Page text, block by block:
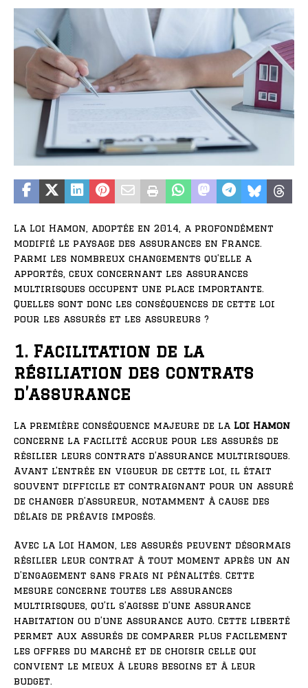
La Loi Hamon, adoptée en 2014, a profondément
modifié le paysage des assurances en France.
Parmi les nombreux changements qu’elle a
apportés, ceux concernant les assurances
multirisques occupent une place importante.
Quelles sont donc les conséquences de cette loi
pour les assurés et les assureurs ?
1. Facilitation de la
résiliation des contrats
d’assurance
La première conséquence majeure de la Loi Hamon
concerne la facilité accrue pour les assurés de
résilier leurs contrats d’assurance multirisques.
Avant l’entrée en vigueur de cette loi, il était
souvent difficile et contraignant pour un assuré
de changer d’assureur, notamment à cause des
délais de préavis imposés.
Avec la Loi Hamon, les assurés peuvent désormais
résilier leur contrat à tout moment après un an
d’engagement sans frais ni pénalités. Cette
mesure concerne toutes les assurances
multirisques, qu’il s’agisse d’une assurance
habitation ou d’une assurance auto. Cette liberté
permet aux assurés de comparer plus facilement
les offres du marché et de choisir celle qui
convient le mieux à leurs besoins et à leur
budget.